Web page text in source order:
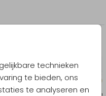
technieken
te bieden, ons
te analyseren en